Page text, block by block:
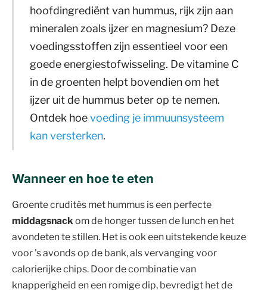
hoofdingrediënt van hummus, rijk zijn aan
mineralen zoals ijzer en magnesium? Deze
voedingsstoffen zijn essentieel voor een
goede energiestofwisseling. De vitamine C
in de groenten helpt bovendien om het
ijzer uit de hummus beter op te nemen.
Ontdek hoevoeding je immuunsysteem
kan versterken.
Wanneer en hoe te eten
Groente crudités met hummus is een perfecte
middagsnackom de honger tussen de lunch en het
avondeten te stillen. Het is ook een uitstekende keuze
voor 's avonds op de bank, als vervanging voor
calorierijke chips. Door de combinatie van
knapperigheid en een romige dip, bevredigt het de